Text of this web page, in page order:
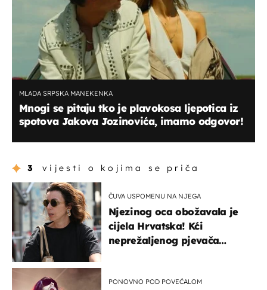
MLADA SRPSKA MANEKENKA
Mnogi se pitaju tko je plavokosa ljepotica iz
spotova Jakova Jozinovića, imamo odgovor!
3 vijesti o kojima se priča
ČUVA USPOMENU NA NJEGA
Njezinog oca obožavala je
cijela Hrvatska! Kći
neprežaljenog pjevača
PONOVNO POD POVEĆALOM